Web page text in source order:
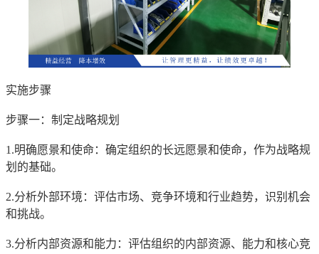
实施步骤
步骤一：制定战略规划
1.明确愿景和使命：确定组织的长远愿景和使命，作为战略规
划的基础。
2.分析外部环境：评估市场、竞争环境和行业趋势，识别机会
和挑战。
3.分析内部资源和能力：评估组织的内部资源、能力和核心竞